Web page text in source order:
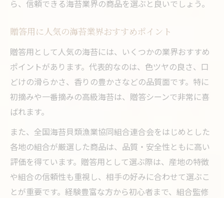
ら、信頼できる海苔業界の商品を選ぶと良いでしょう。
贈答用に人気の海苔業界おすすめポイント
贈答用として人気の海苔には、いくつかの業界おすすめ
ポイントがあります。代表的なのは、色ツヤの良さ、口
どけの滑らかさ、香りの豊かさなどの品質面です。特に
初摘みや一番摘みの高級海苔は、贈答シーンで非常に喜
ばれます。
また、全国海苔貝類漁業協同組合連合会をはじめとした
各地の組合が厳選した商品は、品質・安全性ともに高い
評価を得ています。贈答用として選ぶ際は、産地の特徴
や組合の信頼性も重視し、相手の好みに合わせて選ぶこ
とが重要です。経験豊富な方から初心者まで、組合監修